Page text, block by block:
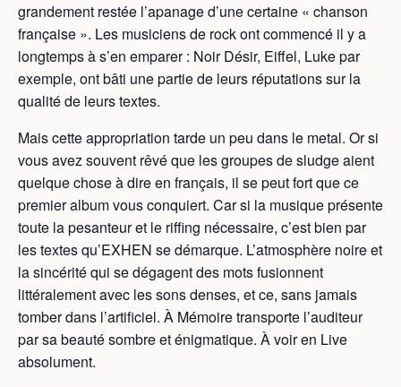
grandement restée l’apanage d’une certaine « chanson
française ». Les musiciens de rock ont commencé il y a
longtemps à s’en emparer : Noir Désir, Eiffel, Luke par
exemple, ont bâti une partie de leurs réputations sur la
qualité de leurs textes.
Mais cette appropriation tarde un peu dans le metal. Or si
vous avez souvent rêvé que les groupes de sludge aient
quelque chose à dire en français, il se peut fort que ce
premier album vous conquiert. Car si la musique présente
toute la pesanteur et le riffing nécessaire, c’est bien par
les textes qu’EXHEN se démarque. L’atmosphère noire et
la sincérité qui se dégagent des mots fusionnent
littéralement avec les sons denses, et ce, sans jamais
tomber dans l’artificiel. À Mémoire transporte l’auditeur
par sa beauté sombre et énigmatique. À voir en Live
absolument.